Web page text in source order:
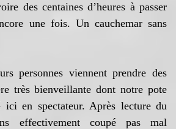
des centaines d’heures à passer
une fois. Un cauchemar sans
personnes viennent prendre des
très bienveillante dont notre pote
ici en spectateur. Après lecture du
effectivement coupé pas mal